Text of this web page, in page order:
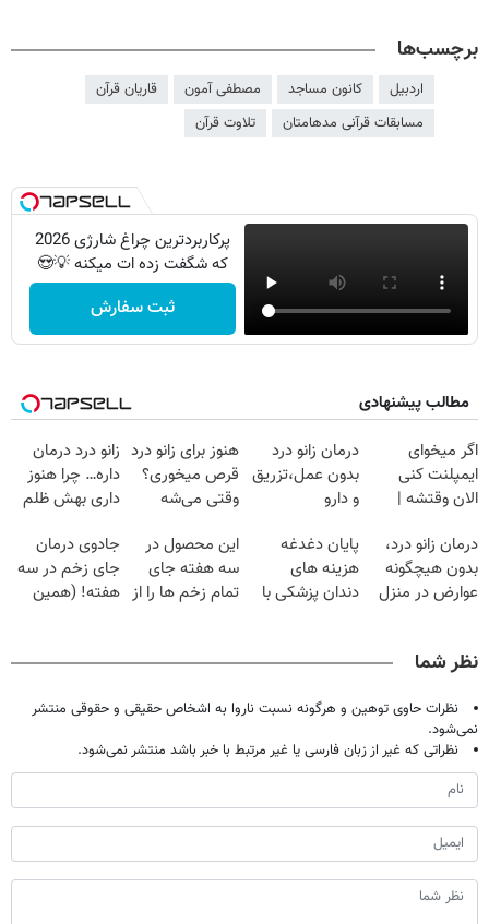
برچسب‌ها
اردبیل کانون مساجد مصطفی آمون
قاریان قرآن
مسابقات قرآنی مدهامتان
تلاوت قرآن
پرکاربردترین چراغ شارژی 2026
که شگفت زده ات میکنه 💡😍
ثبت سفارش
مطالب پیشنهادی
اگر میخوای
ایمپلنت کنی
الان وقتشه |
میلیون تومان!!!
درمان زانو درد
بدون عمل،تزریق
و دارو
هنوز برای زانو درد
قرص میخوری؟
وقتی می‌شه
درمانش کرد؟؟؟؟
زانو درد درمان
داره… چرا هنوز
داری بهش ظلم
درمان زانو درد،
بدون هیچگونه
عوارض در منزل
پایان دغدغه
هزینه های
دندان پزشکی با
این محصول در
سه هفته جای
تمام زخم ها را از
جادوی درمان
جای زخم در سه
هفته! (همین
نظر شما
نظرات حاوی توهین و هرگونه نسبت ناروا به اشخاص حقیقی و حقوقی منتشر
نمی‌شود.
نظراتی که غیر از زبان فارسی یا غیر مرتبط با خبر باشد منتشر نمی‌شود.